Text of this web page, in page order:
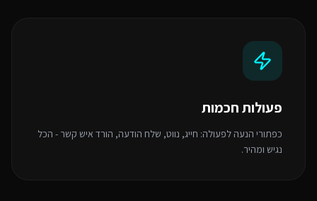
פעולות חכמות
כפתורי הנעה לפעולה: חייג, נווט, שלח הודעה, הורד איש קשר - הכל
נגיש ומהיר.